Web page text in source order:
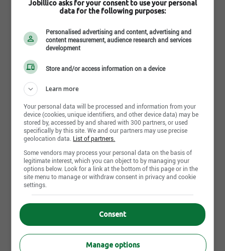
Comment trouves-tu
Envoyer ma réponse
Conseiller en ingénierie de
données
Ciao
DIS « CIAO » À TON BOSS! Au-delà de la prononciation
du nom « Ciao » qui diffère d’une personne à une
autre[ci‑aio, c‑iao, ch-iao], qui sommes-nous? [...]
Temps plein
Jobillico asks for your consent to use your personal
data for the following purposes:
Personalised advertising and content, advertising and
content measurement, audience research and services
development
Store and/or access information on a device
Learn more
Your personal data will be processed and information from your
device (cookies, unique identifiers, and other device data) may be
stored by, accessed by and shared with 300 partners, or used
specifically by this site. We and our partners may use precise
geolocation data. List of partners.
Some vendors may process your personal data on the basis of
legitimate interest, which you can object to by managing your
options below. Look for a link at the bottom of this page or in the
site menu to manage or withdraw consent in privacy and cookie
settings.
Consent
Manage options